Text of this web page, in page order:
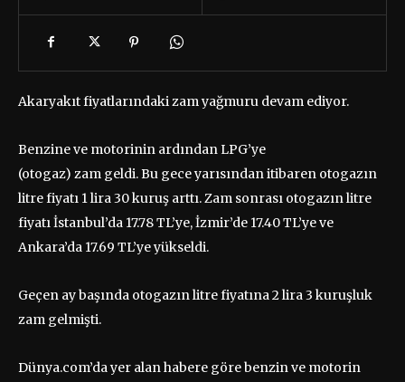
Akaryakıt fiyatlarındaki zam yağmuru devam ediyor.
Benzine ve motorinin ardından LPG’ye
(otogaz) zam geldi. Bu gece yarısından itibaren otogazın
litre fiyatı 1 lira 30 kuruş arttı. Zam sonrası otogazın litre
fiyatı İstanbul’da 17.78 TL’ye, İzmir’de 17.40 TL’ye ve
Ankara’da 17.69 TL’ye yükseldi.
Geçen ay başında otogazın litre fiyatına 2 lira 3 kuruşluk
zam gelmişti.
Dünya.com’da yer alan habere göre benzin ve motorin